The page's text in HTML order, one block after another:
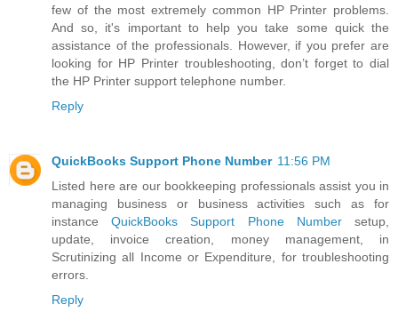
few of the most extremely common HP Printer problems.
And so, it's important to help you take some quick the
assistance of the professionals. However, if you prefer are
looking for HP Printer troubleshooting, don’t forget to dial
the HP Printer support telephone number.
Reply
QuickBooks Support Phone Number 11:56 PM
Listed here are our bookkeeping professionals assist you in
managing business or business activities such as for
instanceQuickBooks Support Phone Numbersetup,
update, invoice creation, money management, in
Scrutinizing all Income or Expenditure, for troubleshooting
errors.
Reply